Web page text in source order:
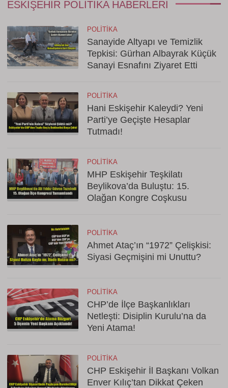
ESKIŞEHIR POLITIKA HABERLERI
POLITIKA
Sanayide Altyapı ve Temizlik
Tepkisi: Gürhan Albayrak Küçük
Sanayi Esnafını Ziyaret Etti
POLITIKA
Hani Eskişehir Kaleydi? Yeni
Parti’ye Geçişte Hesaplar
Tutmadı!
POLITIKA
MHP Eskişehir Teşkilatı
Beylikova’da Buluştu: 15.
Olağan Kongre Coşkusu
POLITIKA
Ahmet Ataç’ın “1972” Çelişkisi:
Siyasi Geçmişini mi Unuttu?
POLITIKA
CHP’de İlçe Başkanlıkları
Netleşti: Disiplin Kurulu’na da
Yeni Atama!
POLITIKA
CHP Eskişehir İl Başkanı Volkan
Enver Kılıç’tan Dikkat Çeken